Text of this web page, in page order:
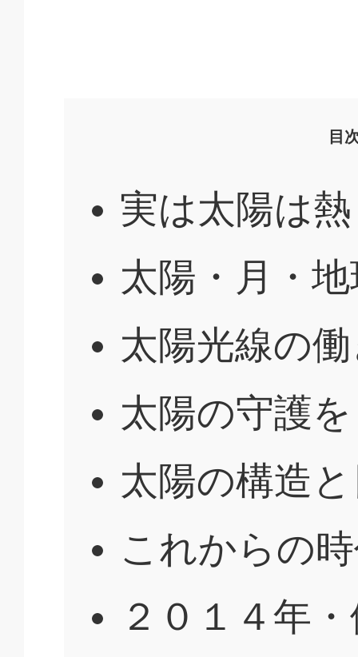
目
実は太陽は
太陽・月・
太陽光線の
太陽の守護
太陽の構造
これからの
２０１４年